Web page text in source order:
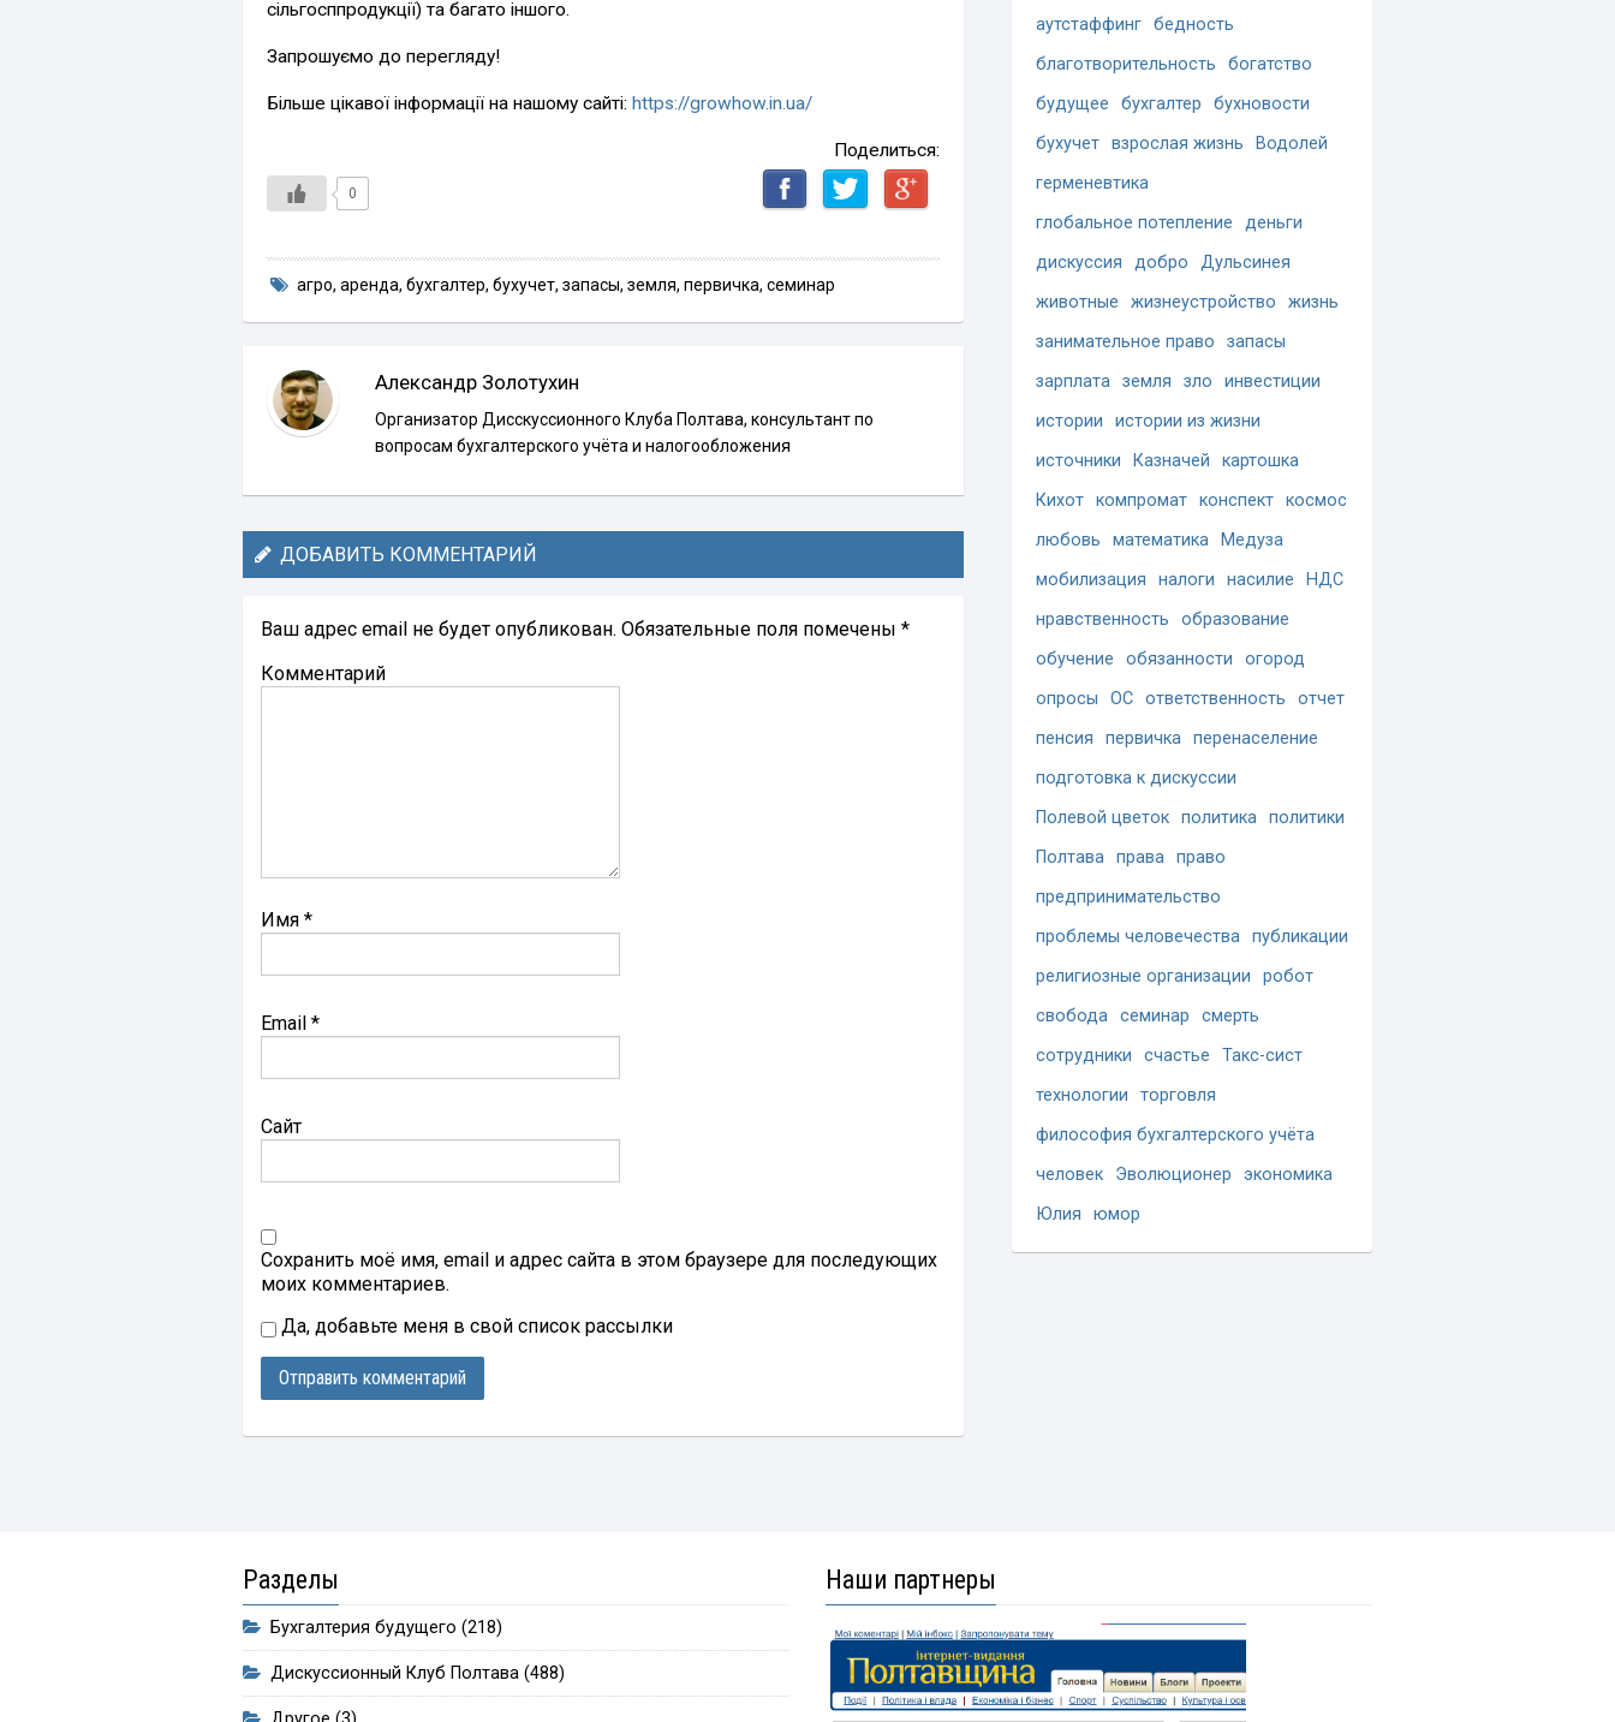
сільгосппродукції) та багато іншого.
Запрошуємо до перегляду!
Більше цікавої інформації на нашому сайті: https://growhow.in.ua/
Поделиться:
0
агро, аренда, бухгалтер, бухучет, запасы, земля, первичка, семинар
Александр Золотухин
Организатор Дисскуссионного Клуба Полтава, консультант по
вопросам бухгалтерского учёта и налогообложения
ДОБАВИТЬ КОММЕНТАРИЙ
Ваш адрес email не будет опубликован. Обязательные поля помечены *
Комментарий
Имя *
Email *
Сайт
Сохранить моё имя, email и адрес сайта в этом браузере для последующих
моих комментариев.
Да, добавьте меня в свой список рассылки
аутстаффинг бедность
благотворительность
богатство
будущее
бухгалтер
бухновости
бухучет взрослая жизнь
Водолей
герменевтика
глобальное потепление
деньги
дискуссия
добро
Дульсинея
животные
жизнеустройство
жизнь
занимательное право
запасы
зарплата земля зло
инвестиции
истории
истории из жизни
источники
Казначей
картошка
Кихот компромат конспект космос
любовь
математика
Медуза
мобилизация
налоги насилие
НДС
нравственность
образование
обучение
обязанности
огород
опросы
ОС ответственность
отчет
пенсия
первичка перенаселение
подготовка к дискуссии
Полевой цветок политика политики
Полтава права право
предпринимательство
проблемы человечества публикации
религиозные организации
робот
свобода семинар
смерть
сотрудники
счастье
Такс-сист
технологии
торговля
философия бухгалтерского учёта
человек
Эволюционер
экономика
Юлия
юмор
Разделы
Бухгалтерия будущего (218)
Дискуссионный Клуб Полтава (488)
Наши партнеры